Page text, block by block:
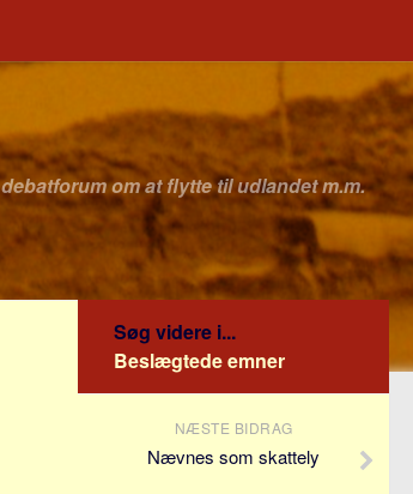
om at flytte til udlandet m.m.
Søg videre i...
Beslægtede emner
NÆSTE BIDRAG
Nævnes som skattely